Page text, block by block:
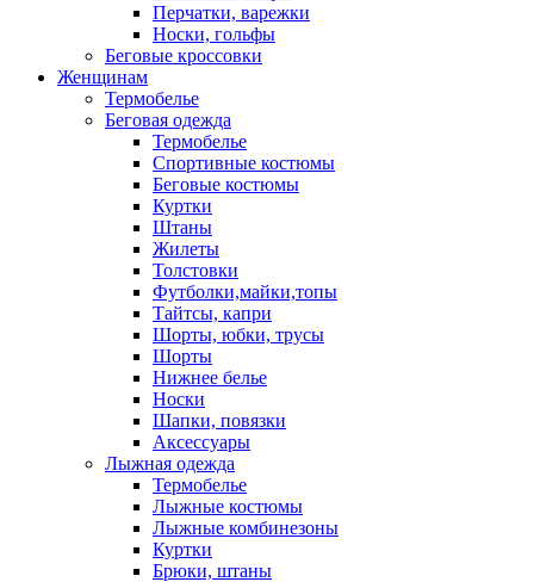
Перчатки, варежки
Носки, гольфы
Беговые кроссовки
Женщинам
Термобелье
Беговая одежда
Термобелье
Спортивные костюмы
Беговые костюмы
Куртки
Штаны
Жилеты
Толстовки
Футболки,майки,топы
Тайтсы, капри
Шорты, юбки, трусы
Шорты
Нижнее белье
Носки
Шапки, повязки
Аксессуары
Лыжная одежда
Термобелье
Лыжные костюмы
Лыжные комбинезоны
Куртки
Брюки, штаны